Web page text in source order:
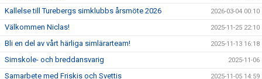
Kallelse till Turebergs simklubbs årsmöte 2026 2026-03-04 00:10
Välkommen Niclas! 2025-11-25 22:10
Bli en del av vårt härliga simlärarteam! 2025-11-13 16:18
Simskole- och breddansvarig 2025-11-06
Samarbete med Friskis och Svettis 2025-11-05 14:59